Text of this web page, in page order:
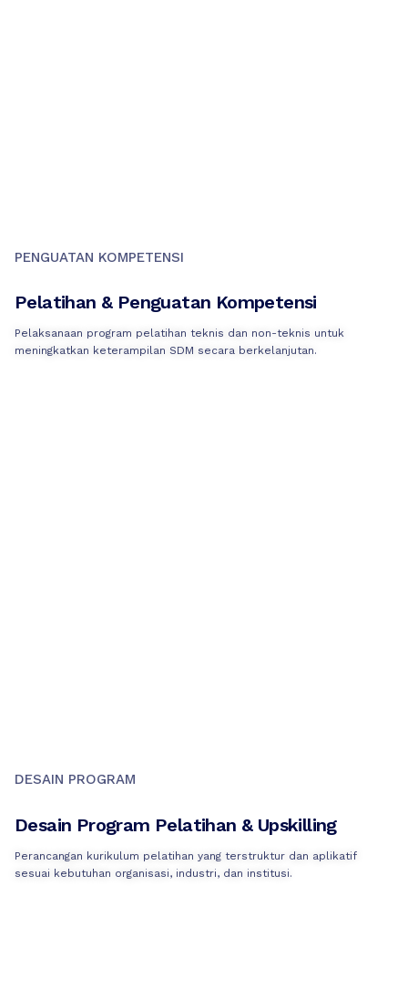
PENGUATAN KOMPETENSI
Pelatihan & Penguatan Kompetensi
Pelaksanaan program pelatihan teknis dan non-teknis untuk
meningkatkan keterampilan SDM secara berkelanjutan.
DESAIN PROGRAM
Desain Program Pelatihan & Upskilling
Perancangan kurikulum pelatihan yang terstruktur dan aplikatif
sesuai kebutuhan organisasi, industri, dan institusi.